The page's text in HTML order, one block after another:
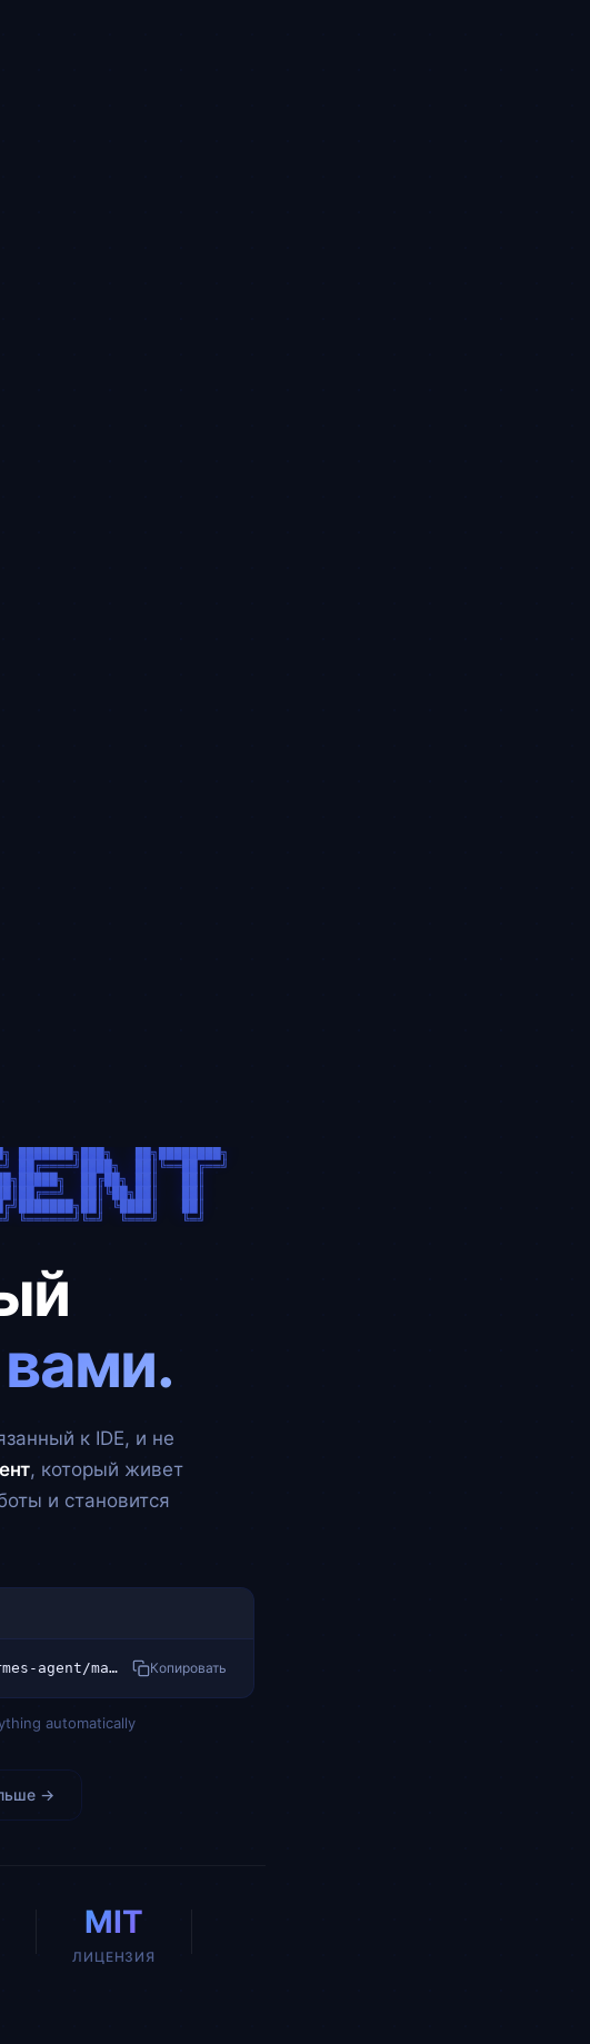
███████╗███╗   ██╗████████╗
██╔════╝████╗  ██║╚══██╔══╝
██╔██╗ ██║   ██║
██║██╔══╝  ██║╚██╗██║   ██║
╚████║   ██║
к IDE, и не
, который живет
и становится
curl -fsSL https://raw.githubusercontent.com/NousResearch/hermes-agent/main/scripts/install.sh | bash Копировать
automatically
→
MIT
ЛИЦЕНЗИЯ